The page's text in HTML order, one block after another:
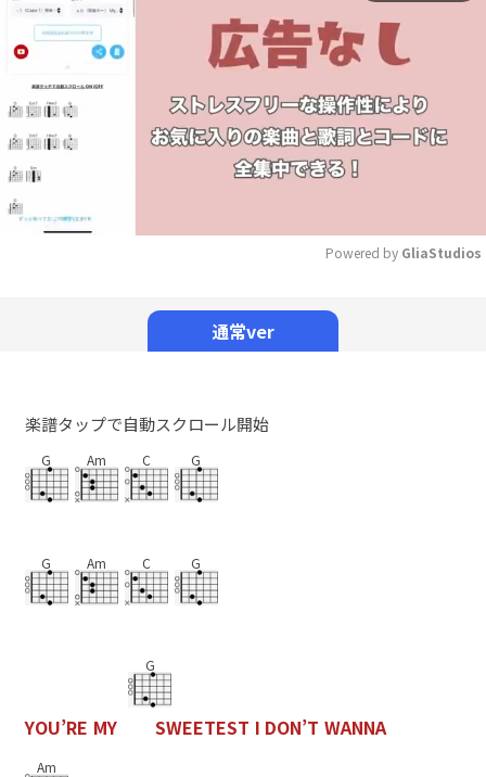
Powered by GliaStudios
通常ver
楽譜タップで自動スクロール開始
G Am C G
G Am C G
YOU’RE MY
G
SWEETEST I DON’T WANNA
Am